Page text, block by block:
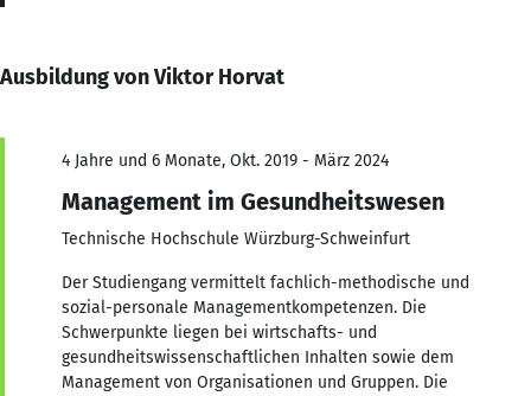
Ausbildung von Viktor Horvat
4 Jahre und 6 Monate, Okt. 2019 - März 2024
Management im Gesundheitswesen
Technische Hochschule Würzburg-Schweinfurt
Der Studiengang vermittelt fachlich-methodische und
sozial-personale Managementkompetenzen. Die
Schwerpunkte liegen bei wirtschafts- und
gesundheitswissenschaftlichen Inhalten sowie dem
Management von Organisationen und Gruppen. Die